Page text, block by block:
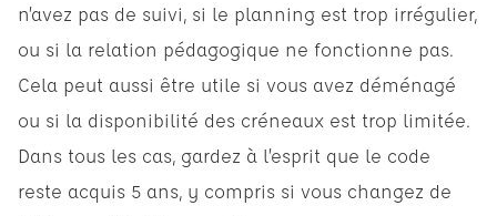
n’avez pas de suivi, si le planning est trop irrégulier,
ou si la relation pédagogique ne fonctionne pas.
Cela peut aussi être utile si vous avez déménagé
ou si la disponibilité des créneaux est trop limitée.
Dans tous les cas, gardez à l’esprit que le code
reste acquis 5 ans, y compris si vous changez de